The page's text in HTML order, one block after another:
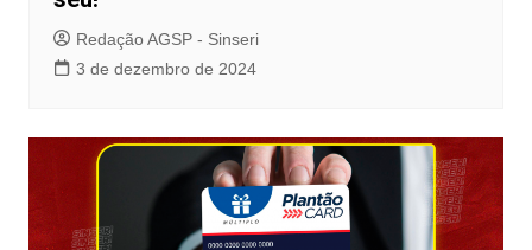
Redação AGSP - Sinseri
3 de dezembro de 2024